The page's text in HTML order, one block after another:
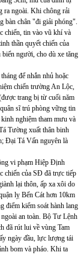
ra ngoài. Khi chông rải
bàn chân "đi giải phóng".
chiến, tin vào vũ khí và
thần quyết chiến của
người, cho dù xe tăng
để nhắn nhủ hoặc
chiến trường An Lộc,
trang bị từ cuối năm
sĩ trú phòng vững tin
nghiệm tham mưu và
Tường xuất thân binh
Đại Tá Vấn nguyên là
vi phạm Hiệp Định
chiến của SĐ đã trực tiếp
lại thôn, ấp xa xôi do
lỵ Bến Cát hơn 10km
điểm kiểm soát hành lang
an toàn. Bộ Tư Lệnh
đã rút lui về vùng Tam
ngày đầu, lực lượng tái
bom và pháo. Khi ta